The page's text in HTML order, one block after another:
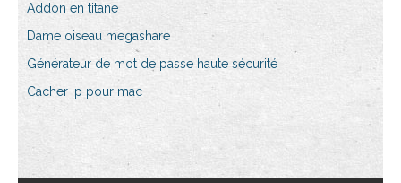
Addon en titane
Dame oiseau megashare
Générateur de mot de passe haute sécurité
Cacher ip pour mac